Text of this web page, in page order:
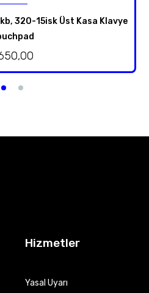
320-15isk Üst Kasa Klavye
Hizmetler
Yasal Uyarı